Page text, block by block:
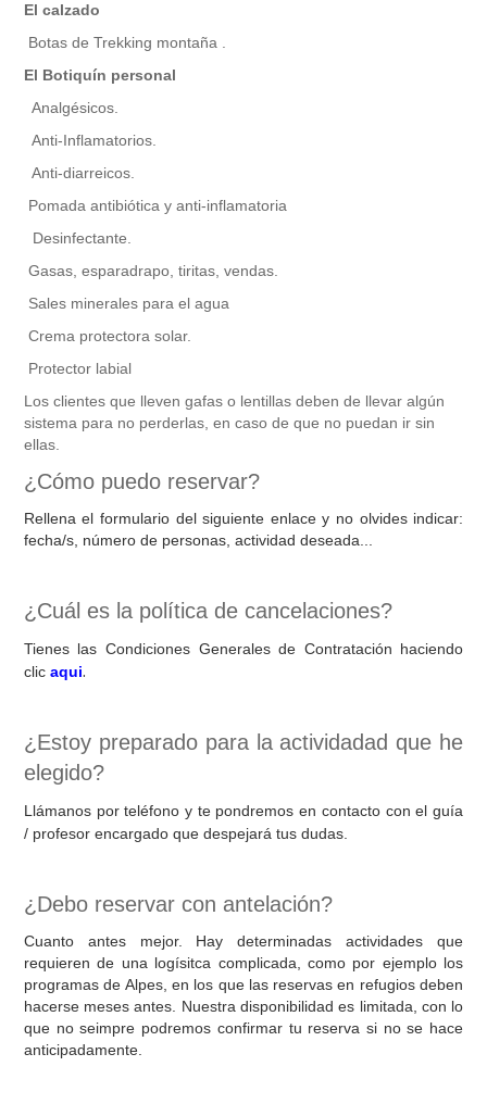
El calzado
Botas de Trekking montaña .
El Botiquín personal
Analgésicos.
Anti-Inflamatorios.
Anti-diarreicos.
Pomada antibiótica y anti-inflamatoria
Desinfectante.
Gasas, esparadrapo, tiritas, vendas.
Sales minerales para el agua
Crema protectora solar.
Protector labial
Los clientes que lleven gafas o lentillas deben de llevar algún
sistema para no perderlas, en caso de que no puedan ir sin
ellas.
¿Cómo puedo reservar?
Rellena el formulario del siguiente enlace y no olvides indicar:
fecha/s, número de personas, actividad deseada...
¿Cuál es la política de cancelaciones?
Tienes las Condiciones Generales de Contratación haciendo
clic aqui.
¿Estoy preparado para la actividadad que he
elegido?
Llámanos por teléfono y te pondremos en contacto con el guía
/ profesor encargado que despejará tus dudas.
¿Debo reservar con antelación?
Cuanto antes mejor. Hay determinadas actividades que
requieren de una logísitca complicada, como por ejemplo los
programas de Alpes, en los que las reservas en refugios deben
hacerse meses antes. Nuestra disponibilidad es limitada, con lo
que no seimpre podremos confirmar tu reserva si no se hace
anticipadamente.